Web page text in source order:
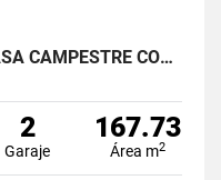
OPORTUNIDAD! SE VENDE CASA CAMPESTRE CON PISCINA
2
Garaje
167.73
Área m2